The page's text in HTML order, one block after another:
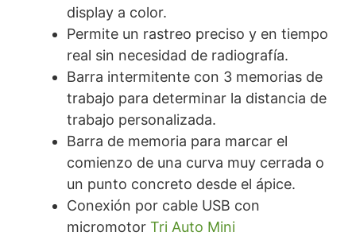
display a color.
Permite un rastreo preciso y en tiempo
real sin necesidad de radiografía.
Barra intermitente con 3 memorias de
trabajo para determinar la distancia de
trabajo personalizada.
Barra de memoria para marcar el
comienzo de una curva muy cerrada o
un punto concreto desde el ápice.
Conexión por cable USB con
micromotor Tri Auto Mini